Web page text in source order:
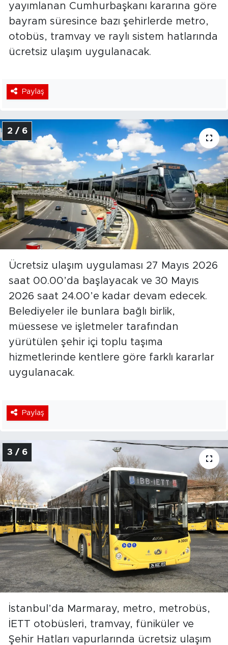
yayımlanan Cumhurbaşkanı kararına göre
bayram süresince bazı şehirlerde metro,
otobüs, tramvay ve raylı sistem hatlarında
ücretsiz ulaşım uygulanacak.
Paylaş
2 / 6
Ücretsiz ulaşım uygulaması 27 Mayıs 2026
saat 00.00’da başlayacak ve 30 Mayıs
2026 saat 24.00’e kadar devam edecek.
Belediyeler ile bunlara bağlı birlik,
müessese ve işletmeler tarafından
yürütülen şehir içi toplu taşıma
hizmetlerinde kentlere göre farklı kararlar
uygulanacak.
Paylaş
3 / 6
İstanbul’da Marmaray, metro, metrobüs,
İETT otobüsleri, tramvay, füniküler ve
Şehir Hatları vapurlarında ücretsiz ulaşım